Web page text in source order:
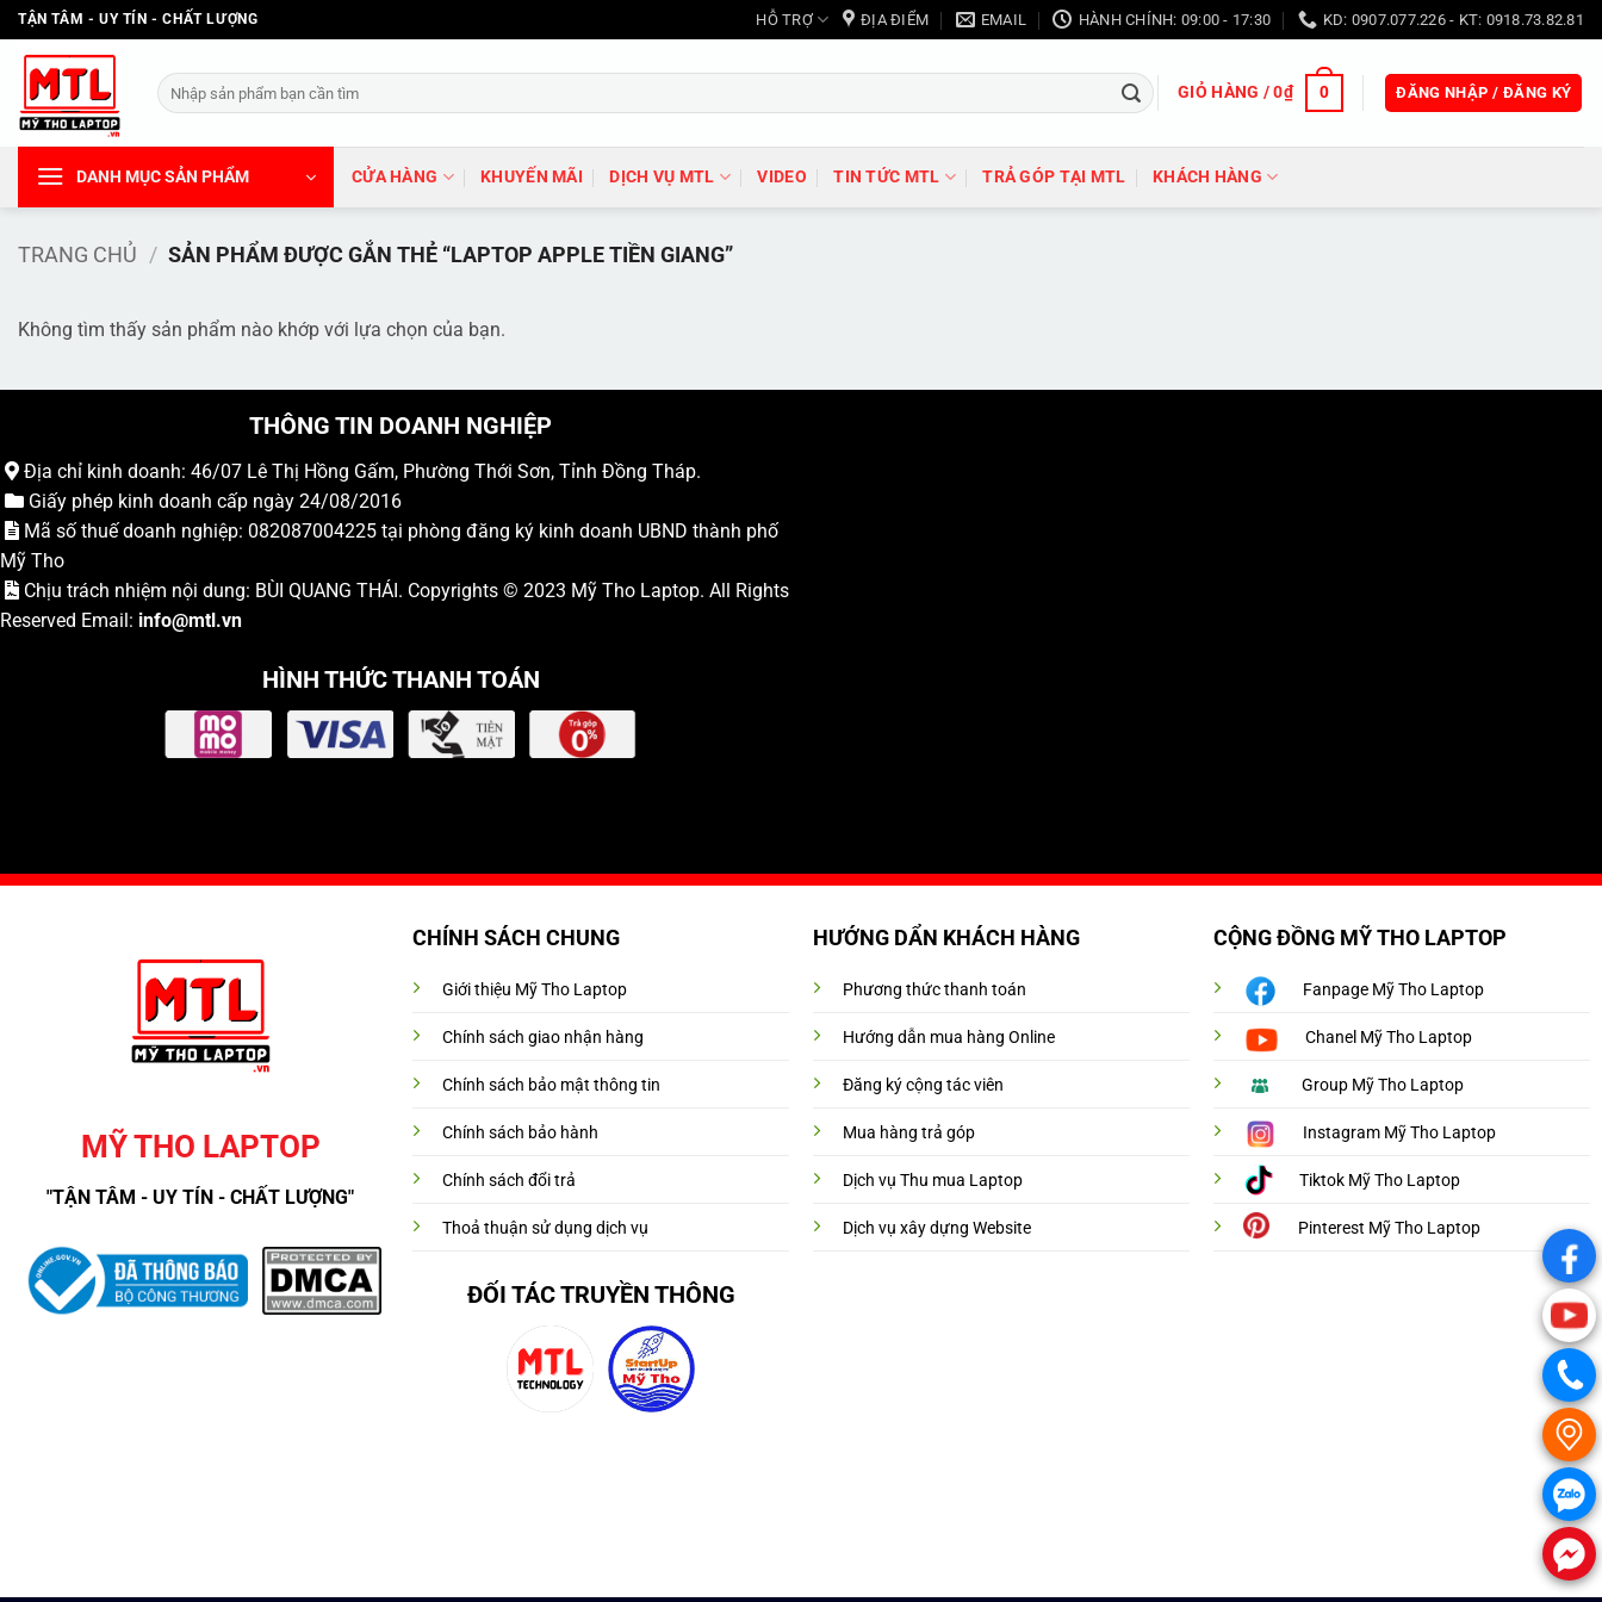
Bỏ
qua
dung
TẬN TÂM - UY TÍN - CHẤT LƯỢNG HỖ TRỢ ĐỊA ĐIỂM EMAIL HÀNH CHÍNH: 09:00 - 17:30 KD: 0907.077.226 - KT: 0918.73.82.81
Tìm
kiếm:
GIỎ HÀNG /0₫ 0 ĐĂNG NHẬP / ĐĂNG KÝ
DANH MỤC SẢN PHẨM CỬA HÀNG KHUYẾN MÃI DỊCH VỤ MTL VIDEO TIN TỨC MTL TRẢ GÓP TẠI MTL KHÁCH HÀNG
TRANG CHỦ / SẢN PHẨM ĐƯỢC GẮN THẺ “LAPTOP APPLE TIỀN GIANG”
Không tìm thấy sản phẩm nào khớp với lựa chọn của bạn.
THÔNG TIN DOANH NGHIỆP
Địa chỉ kinh doanh: 46/07 Lê Thị Hồng Gấm, Phường Thới Sơn, Tỉnh Đồng Tháp.
Giấy phép kinh doanh cấp ngày 24/08/2016
Mã số thuế doanh nghiệp: 082087004225 tại phòng đăng ký kinh doanh UBND thành phố
Mỹ Tho
Chịu trách nhiệm nội dung: BÙI QUANG THÁI. Copyrights © 2023 Mỹ Tho Laptop. All Rights
Reserved Email: info@mtl.vn
HÌNH THỨC THANH TOÁN
MỸ THO LAPTOP
"TẬN TÂM - UY TÍN - CHẤT LƯỢNG"
CHÍNH SÁCH CHUNG
Giới thiệu Mỹ Tho Laptop
Chính sách giao nhận hàng
Chính sách bảo mật thông tin
Chính sách bảo hành
Chính sách đổi trả
Thoả thuận sử dụng dịch vụ
ĐỐI TÁC TRUYỀN THÔNG
HƯỚNG DẨN KHÁCH HÀNG
Phương thức thanh toán
Hướng dẫn mua hàng Online
Đăng ký cộng tác viên
Mua hàng trả góp
Dịch vụ Thu mua Laptop
Dịch vụ xây dựng Website
CỘNG ĐỒNG MỸ THO LAPTOP
Fanpage Mỹ Tho Laptop
Chanel Mỹ Tho Laptop
Group Mỹ Tho Laptop
Instagram Mỹ Tho Laptop
Tiktok Mỹ Tho Laptop
Pinterest Mỹ Tho Laptop
.
.
.
.
.
.